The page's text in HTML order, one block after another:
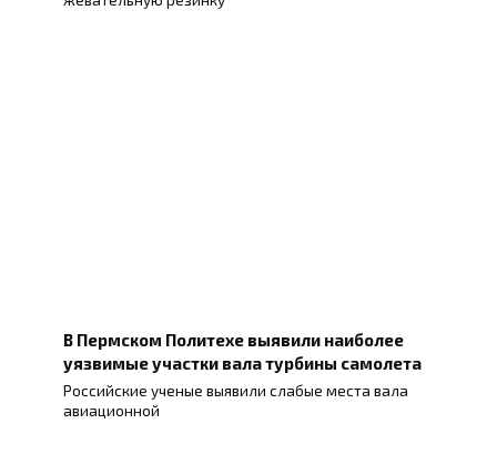
В Пермском Политехе выявили наиболее
уязвимые участки вала турбины самолета
Российские ученые выявили слабые места вала
авиационной